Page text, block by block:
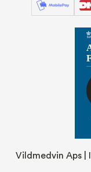
Vildmedvin Aps |